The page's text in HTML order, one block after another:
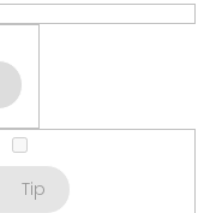
Tip